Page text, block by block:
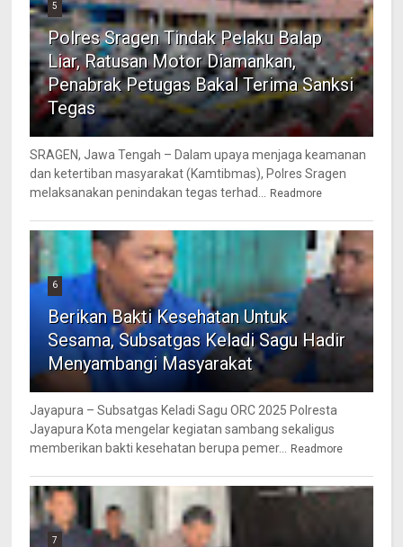
5
Polres Sragen Tindak Pelaku Balap
Liar, Ratusan Motor Diamankan,
Penabrak Petugas Bakal Terima Sanksi
Tegas
SRAGEN, Jawa Tengah – Dalam upaya menjaga keamanan
dan ketertiban masyarakat (Kamtibmas), Polres Sragen
melaksanakan penindakan tegas terhad... Readmore
6
Berikan Bakti Kesehatan Untuk
Sesama, Subsatgas Keladi Sagu Hadir
Menyambangi Masyarakat
Jayapura – Subsatgas Keladi Sagu ORC 2025 Polresta
Jayapura Kota mengelar kegiatan sambang sekaligus
memberikan bakti kesehatan berupa pemer... Readmore
7